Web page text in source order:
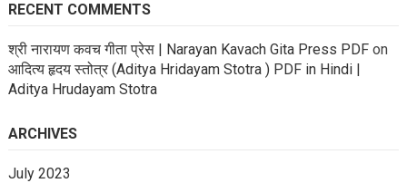
RECENT COMMENTS
श्री नारायण कवच गीता प्रेस | Narayan Kavach Gita Press PDFon
आदित्य हृदय स्तोत्र (Aditya Hridayam Stotra ) PDF in Hindi |
Aditya Hrudayam Stotra
ARCHIVES
July 2023